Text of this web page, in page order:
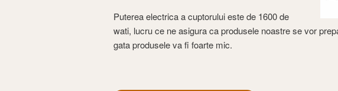
Puterea electrica a cuptorului este de 1600 de
wati, lucru ce ne asigura ca produsele noastre se vor
gata produsele va fi foarte mic.